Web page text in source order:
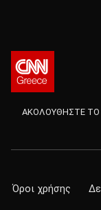
ΑΚΟΛΟΥΘΗΣΤΕ ΤΟ
Όροι χρήσης